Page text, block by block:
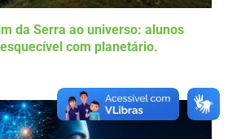
da Serra ao universo: alunos
com planetário.